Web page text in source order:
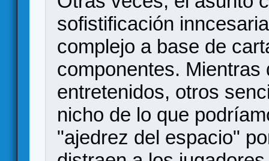
sofistificación
complejo a base de
componentes.
entretenidos, otros
nicho de lo que
"ajedrez del espacio"